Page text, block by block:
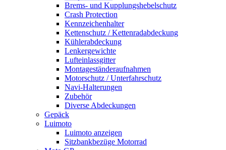
Brems- und Kupplungshebelschutz
Crash Protection
Kennzeichenhalter
Kettenschutz / Kettenradabdeckung
Kühlerabdeckung
Lenkergewichte
Lufteinlassgitter
Montageständeraufnahmen
Motorschutz / Unterfahrschutz
Navi-Halterungen
Zubehör
Diverse Abdeckungen
Gepäck
Luimoto
Luimoto anzeigen
Sitzbankbezüge Motorrad